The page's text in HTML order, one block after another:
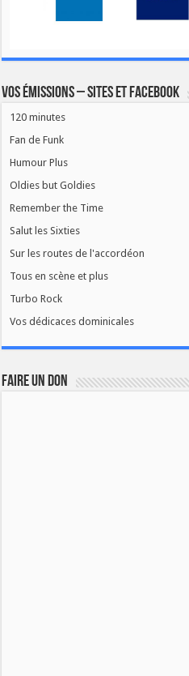
Vos émissions – Sites et Facebook
120 minutes
Fan de Funk
Humour Plus
Oldies but Goldies
Remember the Time
Salut les Sixties
Sur les routes de l'accordéon
Tous en scène et plus
Turbo Rock
Vos dédicaces dominicales
FAIRE UN DON